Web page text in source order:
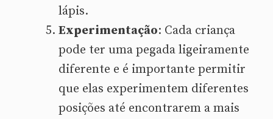
lápis.
Experimentação: Cada criança
pode ter uma pegada ligeiramente
diferente e é importante permitir
que elas experimentem diferentes
posições até encontrarem a mais